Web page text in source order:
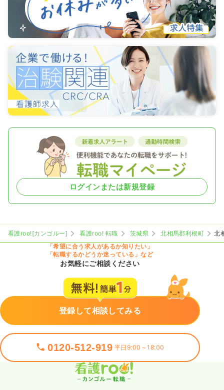
ログインまたは新規登録
看護roo![カンゴルー] 看護roo! 転職 茨城県 北相馬郡利根町
北
「希望に合う求人があるか知りたい」
「転職するかどうか迷っている」など
お気軽にご相談ください
登録して相談してみる
0120-512-919 平日9:00～18:00